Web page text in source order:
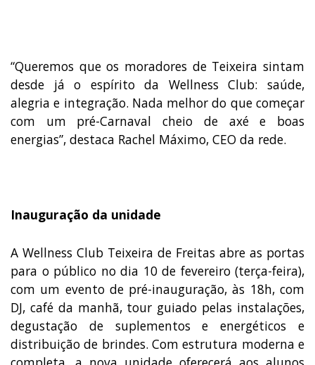
“Queremos que os moradores de Teixeira sintam
desde já o espírito da Wellness Club: saúde,
alegria e integração. Nada melhor do que começar
com um pré-Carnaval cheio de axé e boas
energias”, destaca Rachel Máximo, CEO da rede.
Inauguração da unidade
A Wellness Club Teixeira de Freitas abre as portas
para o público no dia 10 de fevereiro (terça-feira),
com um evento de pré-inauguração, às 18h, com
DJ, café da manhã, tour guiado pelas instalações,
degustação de suplementos e energéticos e
distribuição de brindes. Com estrutura moderna e